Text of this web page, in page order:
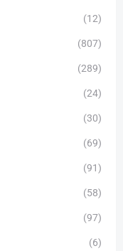
(12)
(807)
(289)
(24)
(30)
(69)
(91)
(58)
(97)
(6)